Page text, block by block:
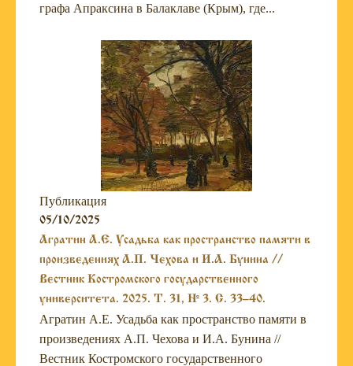
графа Апраксина в Балаклаве (Крым), где...
Публикация
05/10/2025
Агратин А.Е. Усадьба как пространство памяти в
произведениях А.П. Чехова и И.А. Бунина //
Вестник Костромского государственного
университета. 2025. Т. 31, № 3. С. 33–40.
Агратин А.Е. Усадьба как пространство памяти в
произведениях А.П. Чехова и И.А. Бунина //
Вестник Костромского государственного